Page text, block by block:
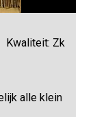
Kwaliteit: Zk
alle klein